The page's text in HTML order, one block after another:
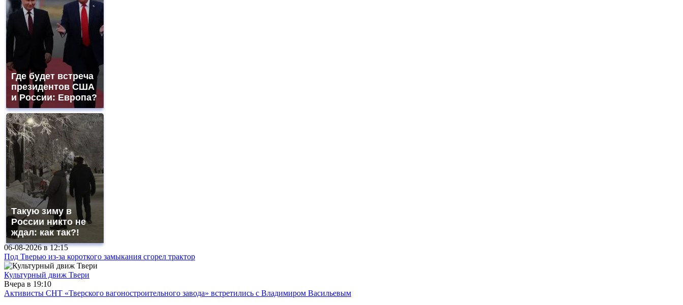
Где будет встреча
президентов США
и России: Европа?
Такую зиму в
России никто не
ждал: как так?!
06-08-2026 в12:15
Под Тверью из-за короткого замыкания сгорел трактор
Культурный движ Твери
Вчера в 19:10
Активисты СНТ «Тверского вагоностроительного завода» встретились с Владимиром Васильевым